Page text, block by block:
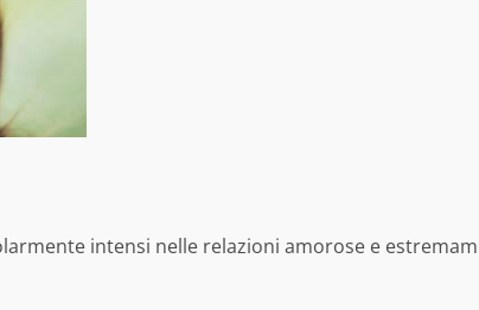
intensi nelle relazioni amorose e